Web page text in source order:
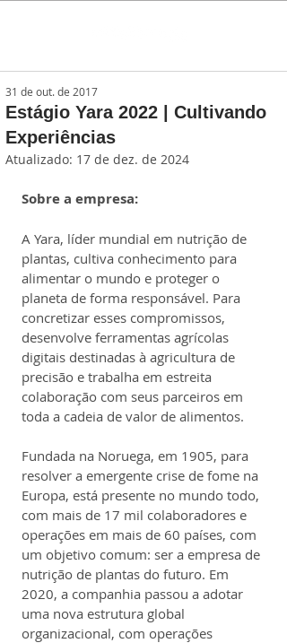
Estágio Yara 2022 | Cultivando
Experiências
31 de out. de 2017
Atualizado: 17 de dez. de 2024
Sobre a empresa:
A Yara, líder mundial em nutrição de
plantas, cultiva conhecimento para
alimentar o mundo e proteger o
planeta de forma responsável. Para
concretizar esses compromissos,
desenvolve ferramentas agrícolas
digitais destinadas à agricultura de
precisão e trabalha em estreita
colaboração com seus parceiros em
toda a cadeia de valor de alimentos.
Fundada na Noruega, em 1905, para
resolver a emergente crise de fome na
Europa, está presente no mundo todo,
com mais de 17 mil colaboradores e
operações em mais de 60 países, com
um objetivo comum: ser a empresa de
nutrição de plantas do futuro. Em
2020, a companhia passou a adotar
uma nova estrutura global
organizacional, com operações